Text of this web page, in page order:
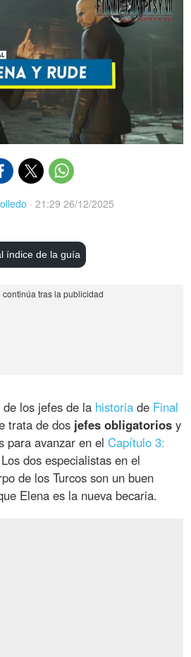
· 21:29 26/12/2025
índice de la guía
de los jefes de la historia de Final
trata de dos jefes obligatorios y
para avanzar en elCapítulo 3:
dos especialistas en el
de los Turcos son un buen
Elena es la nueva becaria.